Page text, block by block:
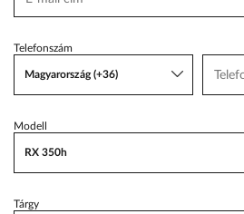
Karosszéria Centrum
Telefonszám
Magyarország (+36)
Modell
RX 350h
Tárgy